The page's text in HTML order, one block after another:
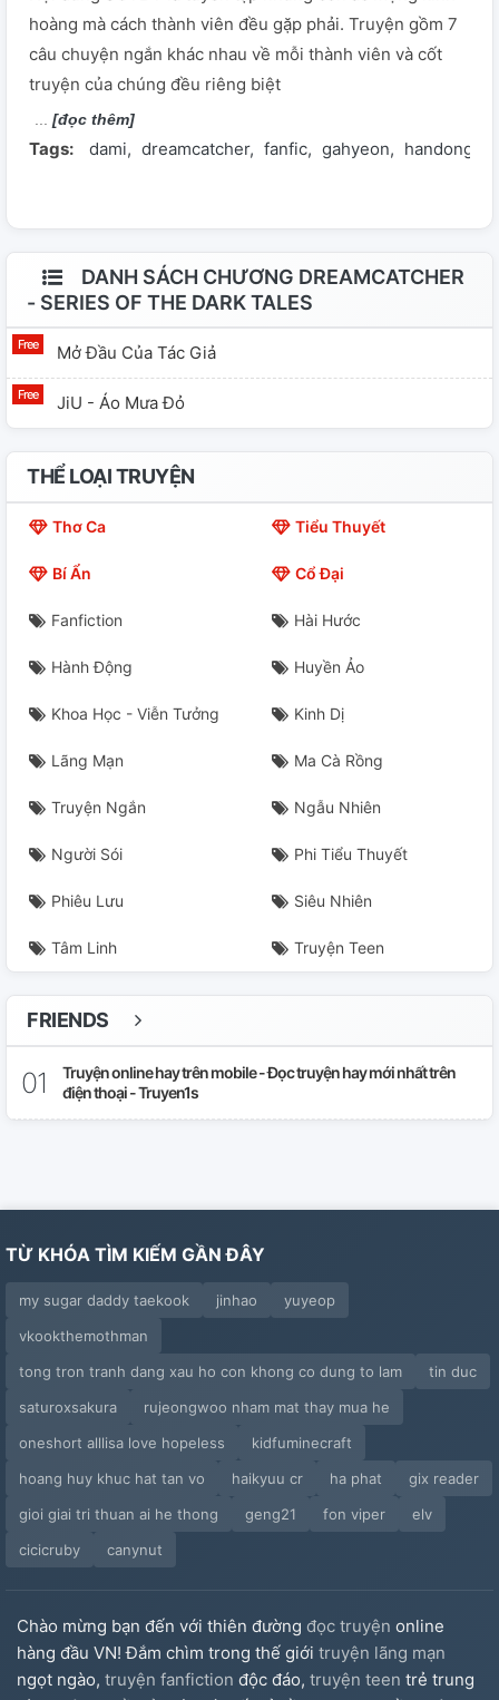
hoàng mà cách thành viên đều gặp phải. Truyện gồm 7
câu chuyện ngắn khác nhau về mỗi thành viên và cốt
truyện của chúng đều riêng biệt
[đọc thêm]
Tags: dami dreamcatcher fanfic gahyeon handong
DANH SÁCH CHƯƠNG DREAMCATCHER
- SERIES OF THE DARK TALES
Mở Đầu Của Tác Giả
JiU - Áo Mưa Đỏ
THỂ LOẠI TRUYỆN
Thơ Ca Tiểu Thuyết
Bí Ẩn Cổ Đại
Fanfiction Hài Hước
Hành Động Huyền Ảo
Khoa Học - Viễn Tưởng Kinh Dị
Lãng Mạn Ma Cà Rồng
Truyện Ngắn Ngẫu Nhiên
Người Sói Phi Tiểu Thuyết
Phiêu Lưu Siêu Nhiên
Tâm Linh Truyện Teen
FRIENDS
Truyện online hay trên mobile - Đọc truyện hay mới nhất trên
điện thoại - Truyen1s
TỪ KHÓA TÌM KIẾM GẦN ĐÂY
my sugar daddy taekook jinhao
yuyeop
vkookthemothman
tong tron tranh dang xau ho con khong co dung to lam
tin duc
saturoxsakura
rujeongwoo nham mat thay mua he
oneshort alllisa love hopeless
kidfuminecraft
hoang huy khuc hat tan vo
haikyuu cr ha phat
gix reader
gioi giai tri thuan ai he thong
geng21 fon viper
elv
cicicruby
canynut
Chào mừng bạn đến với thiên đường đọc truyện online
hàng đầu VN! Đắm chìm trong thế giới truyện lãng mạn
ngọt ngào, truyện fanfiction độc đáo, truyện teen trẻ trung